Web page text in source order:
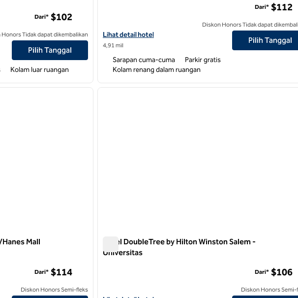
Salem Hanes Mall
Dari* $102
Honors Tidak dapat dikembalikan
Pilih Tanggal
Kolam luar ruangan
Lihat detail hotel untuk Home2 Suites by Hilton Winston-Salem
Lihat detail hotel
4,91 mil
Dari* $112
Diskon Honors Tidak dapat
Pilih Tanggal
Sarapan cuma-cuma
Parkir gratis
Kolam renang dalam ruangan
gambar berikutnya
Mall
Dari* $114
Diskon Honors Semi-fleks
1 dari 12
Hotel DoubleTree by Hilton Winston Salem -
Universitas
Dari* $106
Diskon Honors Semi-